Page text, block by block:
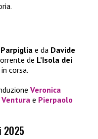
e da Davide
de L’Isola dei
corsa.
Veronica
Venturae Pierpaolo
2025